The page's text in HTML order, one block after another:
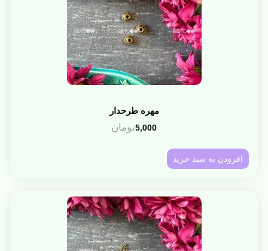
مهره طرحدار
5,000تومان
افزودن به سبد خرید